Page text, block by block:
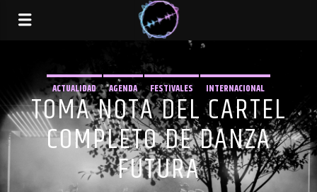
ACTUALIDAD AGENDA FESTIVALES INTERNACIONAL
TOMA NOTA DEL CARTEL
COMPLETO DE DANZA
FUTURA